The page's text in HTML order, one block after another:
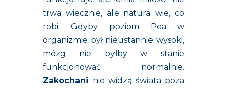
trwa wiecznie, ale natura wie, co
robi. Gdyby poziom Pea w
organizmie był nieustannie wysoki,
mózg nie byłby w stanie
funkcjonować normalnie.
Zakochani nie widzą świata poza